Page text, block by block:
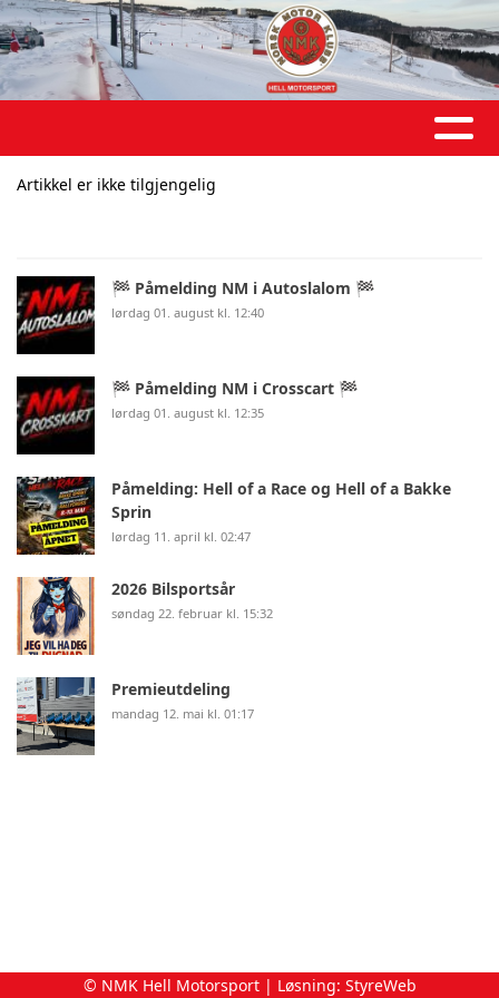
Artikkel er ikke tilgjengelig
🏁 Påmelding NM i Autoslalom 🏁
lørdag 01. august kl. 12:40
🏁 Påmelding NM i Crosscart 🏁
lørdag 01. august kl. 12:35
Påmelding: Hell of a Race og Hell of a Bakke
Sprin
lørdag 11. april kl. 02:47
2026 Bilsportsår
søndag 22. februar kl. 15:32
Premieutdeling
mandag 12. mai kl. 01:17
© NMK Hell Motorsport | Løsning: StyreWeb